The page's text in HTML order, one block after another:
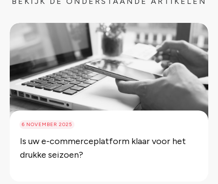
6 NOVEMBER 2025
Is uw e-commerceplatform klaar voor het
drukke seizoen?